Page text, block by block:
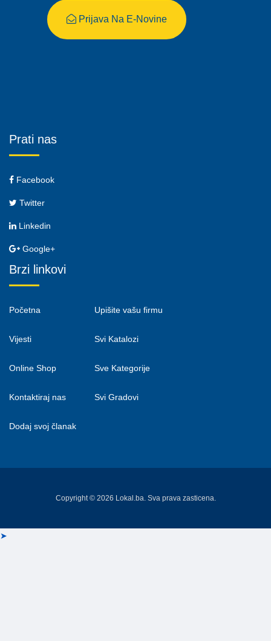
Prijava Na E-Novine
Prati nas
Facebook
Twitter
Linkedin
Google+
Brzi linkovi
Početna
Vijesti
Online Shop
Kontaktiraj nas
Dodaj svoj članak
Upišite vašu firmu
Svi Katalozi
Sve Kategorije
Svi Gradovi
Copyright © 2026 Lokal.ba. Sva prava zasticena.
➤